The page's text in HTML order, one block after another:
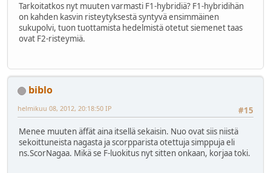
Tarkoitatkos nyt muuten varmasti F1-hybridiä? F1-hybridihän
on kahden kasvin risteytyksestä syntyvä ensimmäinen
sukupolvi, tuon tuottamista hedelmistä otetut siemenet taas
ovat F2-risteymiä.
biblo
#15
helmikuu 08, 2012, 20:18:50 IP
Menee muuten äffät aina itsellä sekaisin. Nuo ovat siis niistä
sekoittuneista nagasta ja scorpparista otettuja simppuja eli
ns.ScorNagaa. Mikä se F-luokitus nyt sitten onkaan, korjaa toki.